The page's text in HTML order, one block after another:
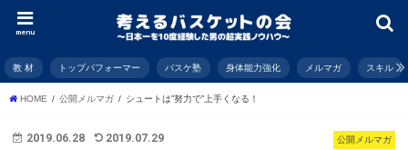
menu
教 材 トップパフォーマー バスケ塾 身体能力強化 メルマガ スキル
HOME 公開メルマガ シュートは”努力で”上手くなる！
公開メルマガ
2019.06.28 2019.07.29